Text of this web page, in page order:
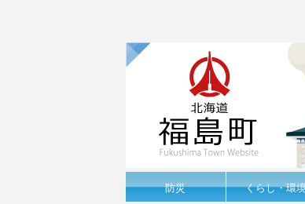
防災 くらし・環